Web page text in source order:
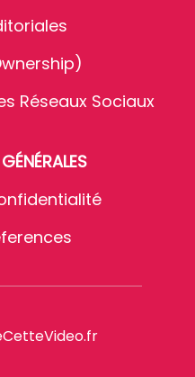
Réseaux Sociaux